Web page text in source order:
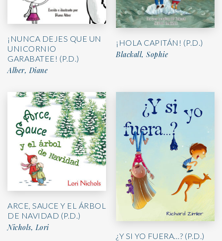
¡NUNCA DEJES QUE UN
UNICORNIO
GARABATEE! (P.D.)
Alber, Diane
¡HOLA CAPITÁN! (P.D.)
Blackall, Sophie
ARCE, SAUCE Y EL ÁRBOL
DE NAVIDAD (P.D.)
Nichols, Lori
¿Y SI YO FUERA…? (P.D.)